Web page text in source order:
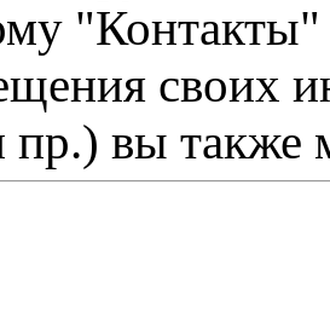
"Контакты"
своих
пр.) вы также